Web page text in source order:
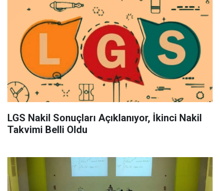
LGS Nakil Sonuçları Açıklanıyor, İkinci Nakil
Takvimi Belli Oldu